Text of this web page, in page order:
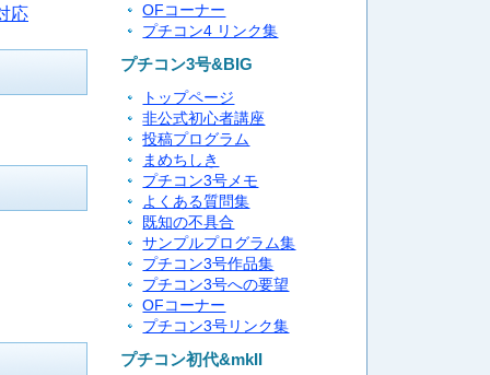
応
OFコーナー
プチコン4 リンク集
プチコン3号&BIG
トップページ
非公式初心者講座
投稿プログラム
まめちしき
プチコン3号メモ
よくある質問集
既知の不具合
サンプルプログラム集
プチコン3号作品集
プチコン3号への要望
OFコーナー
プチコン3号リンク集
プチコン初代&mkII